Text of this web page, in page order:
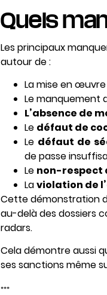
Quels
Les principaux
autour de :
La mise en œuvre
Le manquement
L’absence de
Le défaut de
Le défaut de
de passe
Le non-respect
Laviolation de
Cette démonstration
au-delà des dossiers
radars.
Cela démontre aussi
ses sanctions même
***